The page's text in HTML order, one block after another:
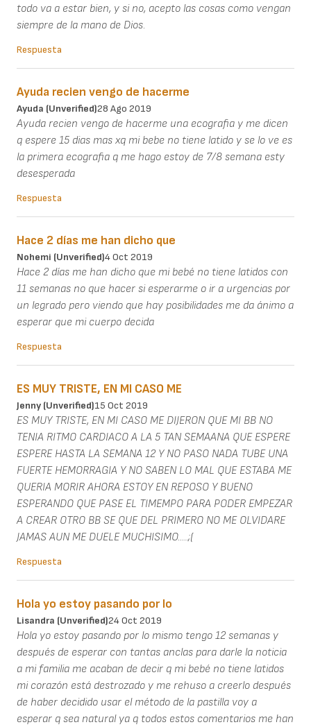
todo va a estar bien, y si no, acepto las cosas como vengan
siempre de la mano de Dios.
Respuesta
Ayuda recien vengo de hacerme
Ayuda (unverified)28 Ago 2019
Ayuda recien vengo de hacerme una ecografia y me dicen
q espere 15 dias mas xq mi bebe no tiene latido y se lo ve es
la primera ecografia q me hago estoy de 7/8 semana esty
desesperada
Respuesta
Hace 2 días me han dicho que
Nohemi (unverified)4 Oct 2019
Hace 2 días me han dicho que mi bebé no tiene latidos con
11 semanas no que hacer si esperarme o ir a urgencias por
un legrado pero viendo que hay posibilidades me da ánimo a
esperar que mi cuerpo decida
Respuesta
ES MUY TRISTE, EN MI CASO ME
Jenny (unverified)15 Oct 2019
ES MUY TRISTE, EN MI CASO ME DIJERON QUE MI BB NO
TENIA RITMO CARDIACO A LA 5 TAN SEMAANA QUE ESPERE
ESPERE HASTA LA SEMANA 12 Y NO PASO NADA TUBE UNA
FUERTE HEMORRAGIA Y NO SABEN LO MAL QUE ESTABA ME
QUERIA MORIR AHORA ESTOY EN REPOSO Y BUENO
ESPERANDO QUE PASE EL TIMEMPO PARA PODER EMPEZAR
A CREAR OTRO BB SE QUE DEL PRIMERO NO ME OLVIDARE
JAMAS AUN ME DUELE MUCHISIMO.....;(
Respuesta
Hola yo estoy pasando por lo
Lisandra (unverified)24 Oct 2019
Hola yo estoy pasando por lo mismo tengo 12 semanas y
después de esperar con tantas anclas para darle la noticia
a mi familia me acaban de decir q mi bebé no tiene latidos
mi corazón está destrozado y me rehuso a creerlo después
de haber decidido usar el método de la pastilla voy a
esperar q sea natural ya q todos estos comentarios me han